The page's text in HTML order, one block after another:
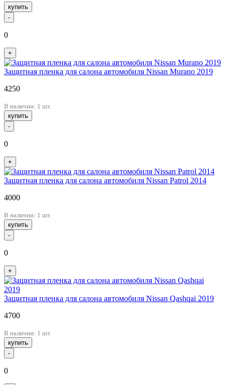
купить
-
0
+
Защитная пленка для салона автомобиля Nissan Murano 2019
4250
В наличии: 1 шт.
купить
-
0
+
Защитная пленка для салона автомобиля Nissan Patrol 2014
4000
В наличии: 1 шт.
купить
-
0
+
Защитная пленка для салона автомобиля Nissan Qashqai 2019
4700
В наличии: 1 шт.
купить
-
0